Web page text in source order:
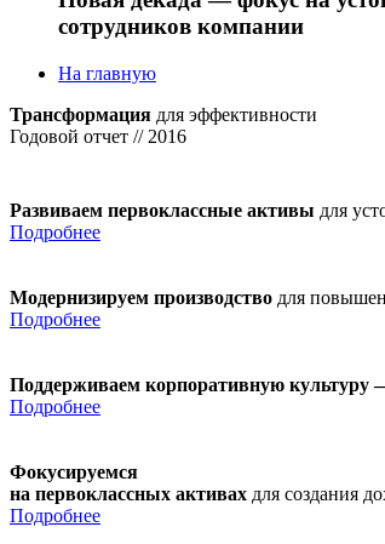
сотрудников компании
На главную
Трансформация для эффективности
Годовой отчет // 2016
Развиваем первоклассные активы для
Подробнее
Модернизируем производство для
Подробнее
Поддерживаем корпоративную культуру
Подробнее
Фокусируемся
на первоклассных активах для создания
Подробнее